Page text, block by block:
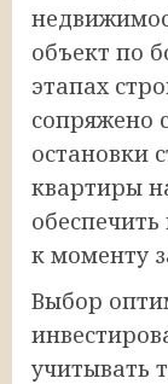
объект по
этапах
сопряжено
остановки
квартиры
к моменту
Выбор
учитывать